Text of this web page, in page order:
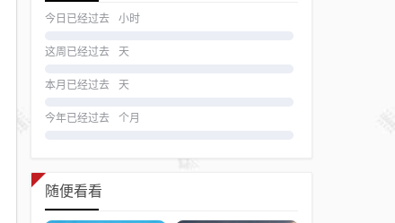
今日已经过去 小时
这周已经过去 天
本月已经过去 天
今年已经过去 个月
随便看看